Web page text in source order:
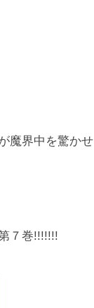
魔界中を驚かせ
７巻!!!!!!!